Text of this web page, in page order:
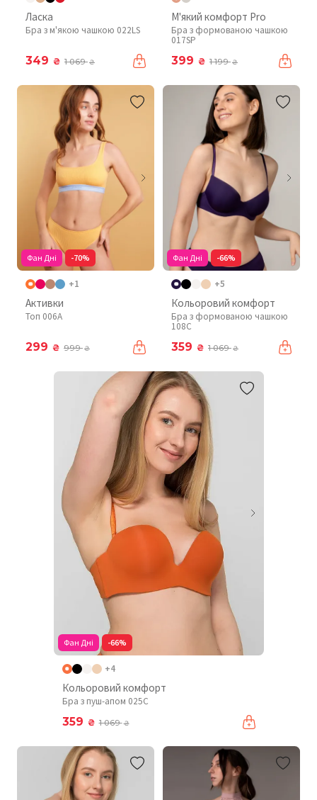
Ласка
Бра з м'якою чашкою 022LS
349 ₴ 1 069₴
М'який комфорт Pro
Бра з формованою чашкою
017SP
399 ₴ 1 199₴
Фан Дні -70%
+1
Активки
Топ 006A
299 ₴ 999₴
Фан Дні -66%
+5
Кольоровий комфорт
Бра з формованою чашкою
108C
359 ₴ 1 069₴
Фан Дні -66%
+4
Кольоровий комфорт
Бра з пуш-апом 025C
359 ₴ 1 069₴